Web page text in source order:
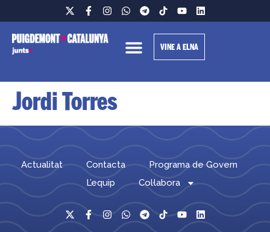
VINE A ELNA
Jordi Torres
Actualitat Contacta
Programa de Govern
L’equip
Col·labora